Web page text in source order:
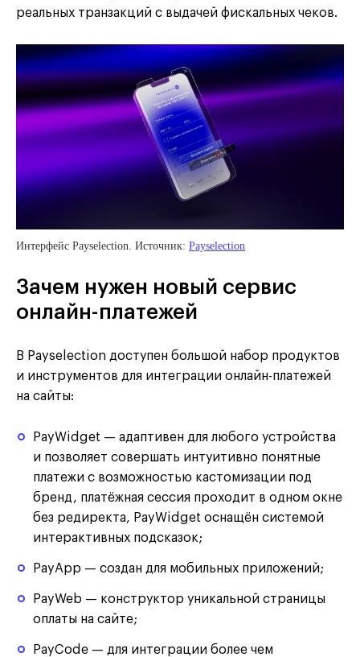
реальных транзакций с выдачей фискальных чеков.
Интерфейс Payselection. Источник: Payselection
Зачем нужен новый сервис
онлайн-платежей
В Payselection доступен большой набор продуктов
и инструментов для интеграции онлайн-платежей
на сайты:
PayWidget — адаптивен для любого устройства
и позволяет совершать интуитивно понятные
платежи с возможностью кастомизации под
бренд, платёжная сессия проходит в одном окне
без редиректа, PayWidget оснащён системой
интерактивных подсказок;
PayApp — создан для мобильных приложений;
PayWeb — конструктор уникальной страницы
оплаты на сайте;
PayCode — для интеграции более чем